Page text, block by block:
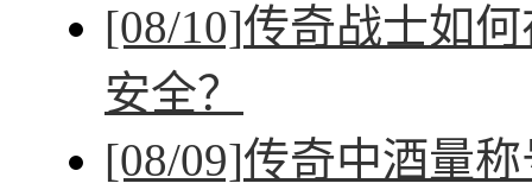
[08/10]传奇战士如
安全？
[08/09]传奇中酒量